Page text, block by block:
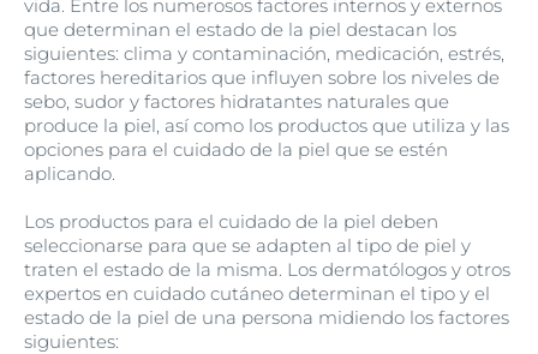
vida. Entre los numerosos factores internos y externos
que determinan el estado de la piel destacan los
siguientes: clima y contaminación, medicación, estrés,
factores hereditarios que influyen sobre los niveles de
sebo, sudor y factores hidratantes naturales que
produce la piel, así como los productos que utiliza y las
opciones para el cuidado de la piel que se estén
aplicando.
Los productos para el cuidado de la piel deben
seleccionarse para que se adapten al tipo de piel y
traten el estado de la misma. Los dermatólogos y otros
expertos en cuidado cutáneo determinan el tipo y el
estado de la piel de una persona midiendo los factores
siguientes: